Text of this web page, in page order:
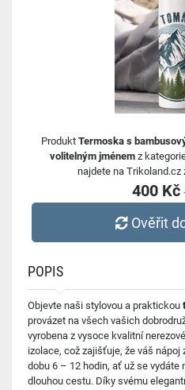
Produkt Termoska s
volitelným jménemz
najdete na Trikoland.cz
400 Kč
Ověřit
POPIS
Objevte naši stylovou a praktickou
provázet na všech vašich
vyrobena z vysoce kvalitní
izolace, což zajišťuje, že váš
dobu 6 – 12 hodin, ať už se vydáte
dlouhou cestu. Díky svému